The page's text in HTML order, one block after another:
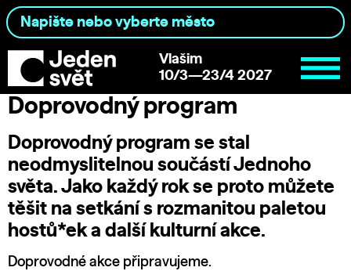
Vlašim
10/3—23/4 2027
Doprovodný program
Doprovodný program se stal
neodmyslitelnou součástí Jednoho
světa. Jako každý rok se proto můžete
těšit na setkání s rozmanitou paletou
hostů*ek a další kulturní akce.
Doprovodné akce připravujeme.